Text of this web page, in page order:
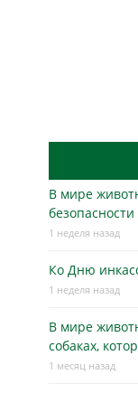
В мире
безопасности
1 неделя назад
Ко Дню
1 неделя назад
В мире
собаках,
1 месяц назад